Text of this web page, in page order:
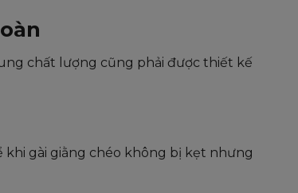
chất lượng cũng phải được thiết kế
gài giằng chéo không bị kẹt nhưng